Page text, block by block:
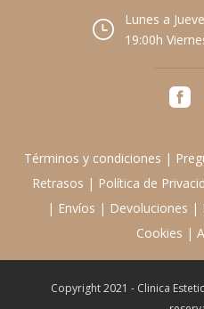
Lunes a
19:00h
Términos y condiciones |
Retrasos | Política de
| Envíos | Devoluciones |
Cookies |
Copyright 2021 - Clinica